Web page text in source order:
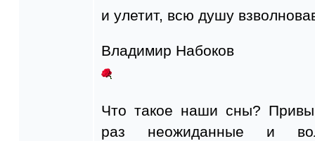
и улетит, всю душу
Владимир Набоков
Что такое наши сны?
раз неожиданные и